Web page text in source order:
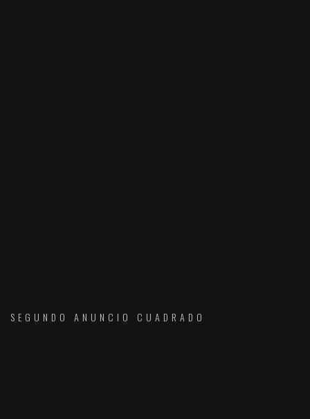
SEGUNDO ANUNCIO CUADRADO